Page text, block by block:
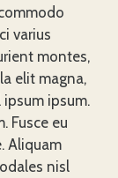
varius
montes,
elit magna,
ipsum.
Fusce eu
Aliquam
nisl